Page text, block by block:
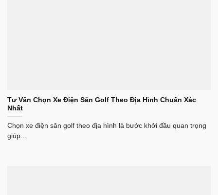
Tư Vấn Chọn Xe Điện Sân Golf Theo Địa Hình Chuẩn Xác
Nhất
Chọn xe điện sân golf theo địa hình là bước khởi đầu quan trọng
giúp...